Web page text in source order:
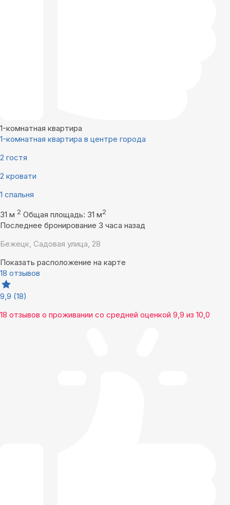
1-комнатная квартира
1-комнатная квартира в центре города
2 гостя
2 кровати
1 спальня
31 м 2 Общая площадь: 31 м2
Последнее бронирование 3 часа назад
Бежецк, Садовая улица, 28
Показать расположение на карте
18 отзывов
9,9 (18)
18 отзывов о проживании со средней оценкой 9,9 из 10,0